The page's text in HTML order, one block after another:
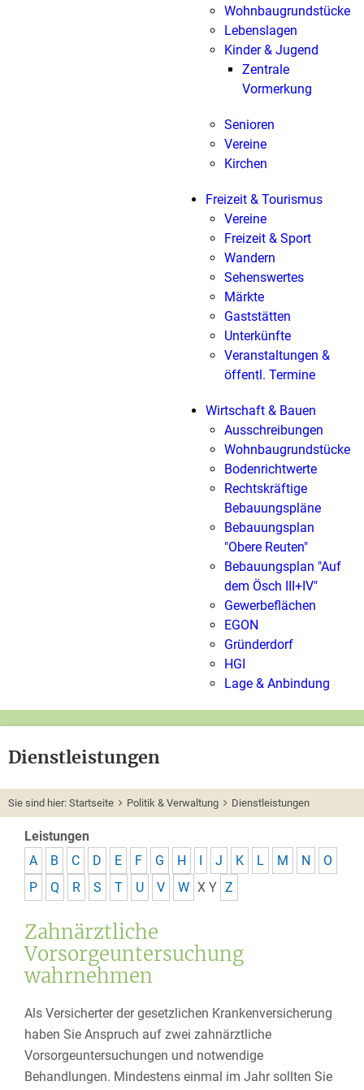
Wohnbaugrundstücke
Lebenslagen
Kinder & Jugend
Zentrale
Vormerkung
Senioren
Vereine
Kirchen
Freizeit & Tourismus
Vereine
Freizeit & Sport
Wandern
Sehenswertes
Märkte
Gaststätten
Unterkünfte
Veranstaltungen &
öffentl. Termine
Wirtschaft & Bauen
Ausschreibungen
Wohnbaugrundstücke
Bodenrichtwerte
Rechtskräftige
Bebauungspläne
Bebauungsplan
"Obere Reuten"
Bebauungsplan "Auf
dem Ösch III+IV"
Gewerbeflächen
EGON
Gründerdorf
HGI
Lage & Anbindung
Dienstleistungen
Sie sind hier: Startseite Politik & Verwaltung Dienstleistungen
Leistungen
A
B C D E F G H I J K L M N
O
P
Q R S T U V W X Y Z
Zahnärztliche
Vorsorgeuntersuchung
wahrnehmen
Als Versicherter der gesetzlichen Krankenversicherung
haben Sie Anspruch auf zwei zahnärztliche
Vorsorgeuntersuchungen und notwendige
Behandlungen. Mindestens einmal im Jahr sollten Sie